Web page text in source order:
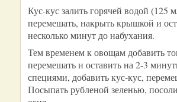
Кус-кус залить горячей водой (125
перемешать, накрыть крышкой и
несколько минут до набухания.
Тем временем к овощам добавить
перемешать и оставить на 2-3
специями, добавить кус-кус,
Посыпать рубленой зеленью,